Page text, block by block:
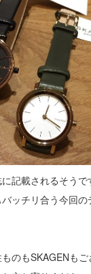
記載されるそう
ッチリ合う今回
のもSKAGENも